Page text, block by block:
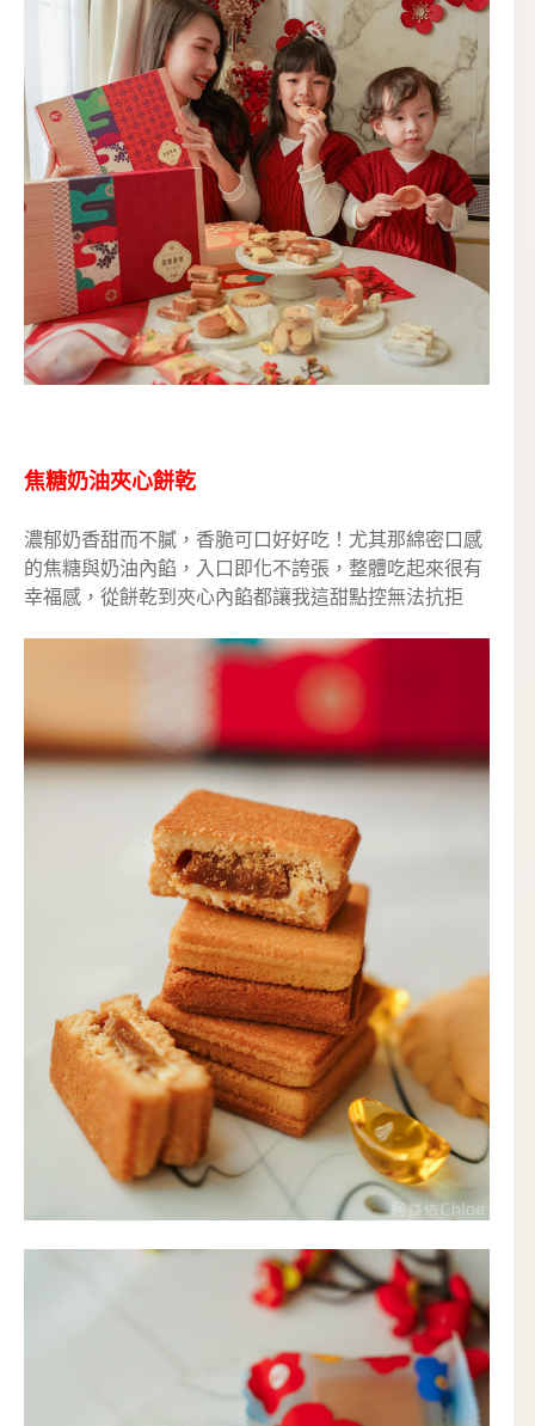
焦糖奶油夾心餅乾
濃郁奶香甜而不膩，香脆可口好好吃！尤其那綿密口感
的焦糖與奶油內餡，入口即化不誇張，整體吃起來很有
幸福感，從餅乾到夾心內餡都讓我這甜點控無法抗拒